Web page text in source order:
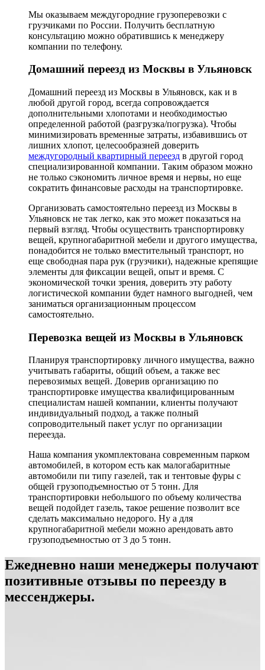
Мы оказываем междугородние грузоперевозки с
грузчиками по России. Получить бесплатную
консультацию можно обратившись к менеджеру
компании по телефону.
Домашний переезд из Москвы в Ульяновск
Домашний переезд из Москвы в Ульяновск, как и в
любой другой город, всегда сопровождается
дополнительными хлопотами и необходимостью
определенной работой (разгрузка/погрузка). Чтобы
минимизировать временные затраты, избавившись от
лишних хлопот, целесообразней доверить
междугородный квартирный переезд в другой город
специализированной компании. Таким образом можно
не только сэкономить личное время и нервы, но еще
сократить финансовые расходы на транспортировке.
Организовать самостоятельно переезд из Москвы в
Ульяновск не так легко, как это может показаться на
первый взгляд. Чтобы осуществить транспортировку
вещей, крупногабаритной мебели и другого имущества,
понадобится не только вместительный транспорт, но
еще свободная пара рук (грузчики), надежные крепящие
элементы для фиксации вещей, опыт и время. С
экономической точки зрения, доверить эту работу
логистической компании будет намного выгодней, чем
заниматься организационным процессом
самостоятельно.
Перевозка вещей из Москвы в Ульяновск
Планируя транспортировку личного имущества, важно
учитывать габариты, общий объем, а также вес
перевозимых вещей. Доверив организацию по
транспортировке имущества квалифицированным
специалистам нашей компании, клиенты получают
индивидуальный подход, а также полный
сопроводительный пакет услуг по организации
переезда.
Наша компания укомплектована современным парком
автомобилей, в котором есть как малогабаритные
автомобили пи типу газелей, так и тентовые фуры с
общей грузоподъемностью от 5 тонн. Для
транспортировки небольшого по объему количества
вещей подойдет газель, такое решение позволит все
сделать максимально недорого. Ну а для
крупногабаритной мебели можно арендовать авто
грузоподъемностью от 3 до 5 тонн.
Ежедневно наши менеджеры получают
позитивные отзывы по переезду в
мессенджеры.